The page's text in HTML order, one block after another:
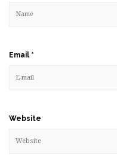
Email *
Website